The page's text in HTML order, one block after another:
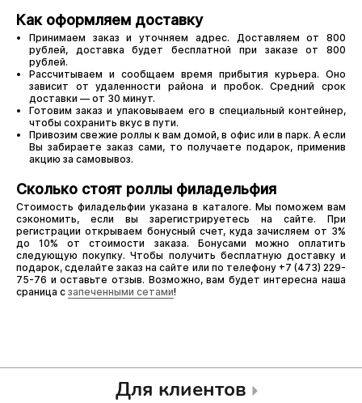
Как оформляем доставку
Принимаем заказ и уточняем адрес. Доставляем от 800
рублей, доставка будет бесплатной при заказе от 800
рублей.
Рассчитываем и сообщаем время прибытия курьера. Оно
зависит от удаленности района и пробок. Средний срок
доставки — от 30 минут.
Готовим заказ и упаковываем его в специальный контейнер,
чтобы сохранить вкус в пути.
Привозим свежие роллы к вам домой, в офис или в парк. А если
Вы забираете заказ сами, то получаете подарок, применив
акцию за самовывоз.
Сколько стоят роллы филадельфия
Стоимость филадельфии указана в каталоге. Мы поможем вам
сэкономить, если вы зарегистрируетесь на сайте. При
регистрации открываем бонусный счет, куда зачисляем от 3%
до 10% от стоимости заказа. Бонусами можно оплатить
следующую покупку. Чтобы получить бесплатную доставку и
подарок, сделайте заказ на сайте или по телефону +7 (473) 229-
75-76 и оставьте отзыв. Возможно, вам будет интересна наша
сраница с запеченными сетами!
Для клиентов